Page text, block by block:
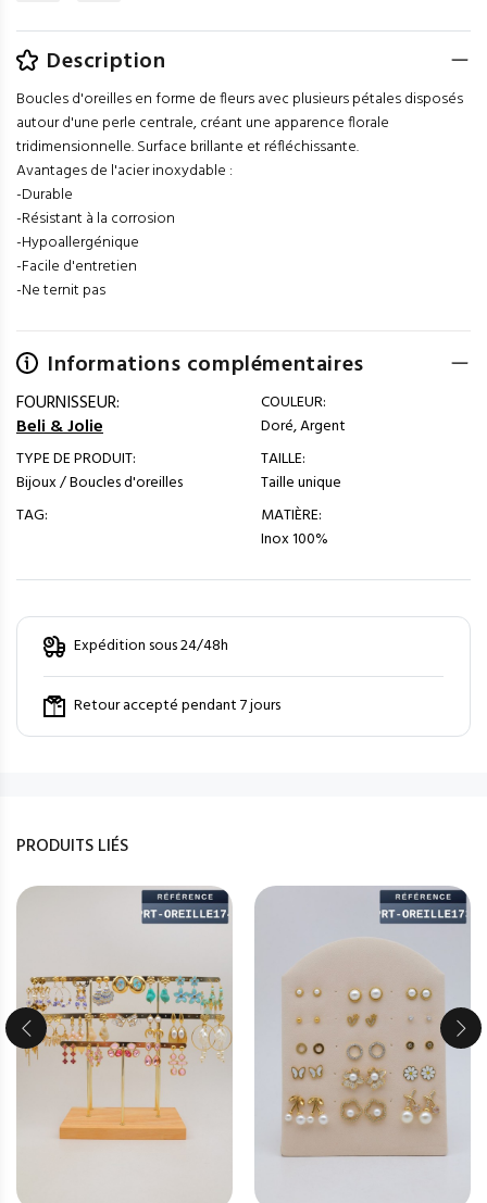
Description
Boucles d'oreilles en forme de fleurs avec plusieurs pétales disposés
autour d'une perle centrale, créant une apparence florale
tridimensionnelle. Surface brillante et réfléchissante.
Avantages de l'acier inoxydable :
-Durable
-Résistant à la corrosion
-Hypoallergénique
-Facile d'entretien
-Ne ternit pas
Informations complémentaires
FOURNISSEUR:
Beli & Jolie
TYPE DE PRODUIT:
Bijoux / Boucles d'oreilles
TAG:
COULEUR:
Doré, Argent
TAILLE:
Taille unique
MATIÈRE:
Inox 100%
Expédition sous 24/48h
Retour accepté pendant 7 jours
PRODUITS LIÉS